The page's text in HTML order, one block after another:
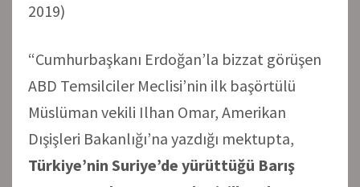
2019)
“Cumhurbaşkanı Erdoğan’la bizzat görüşen
ABD Temsilciler Meclisi’nin ilk başörtülü
Müslüman vekili Ilhan Omar, Amerikan
Dışişleri Bakanlığı’na yazdığı mektupta,
Türkiye’nin Suriye’de yürüttüğü Barış